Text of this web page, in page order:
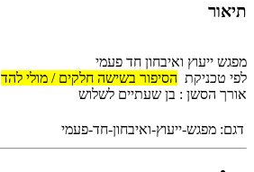
תיאור
מפגש ייעוץ ואיבחון חד פעמי
לפי טכניקת הסיפור בשישה חלקים / מולי להד
אורך הסשן : בן שעתיים לשלוש
דגם: מפגש-ייעוץ-ואיבחון-חד-פעמי